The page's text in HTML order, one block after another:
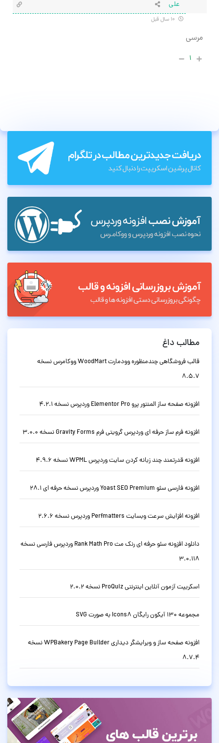
علی
مرسی
۱
مطالب داغ
قالب فروشگاهی چندمنظوره وودمارت WoodMart ووکامرس نسخه
8.5.7
افزونه صفحه ساز المنتور پرو Elementor Pro وردپرس نسخه 4.2.1
افزونه فرم ساز حرفه ای وردپرس گرویتی فرم Gravity Forms نسخه 3.0.0
افزونه قدرتمند چند زبانه کردن سایت وردپرس WPML نسخه 4.9.6
افزونه فارسی سئو Yoast SEO Premium وردپرس نسخه حرفه ای 28.1
افزونه افزایش سرعت وبسایت Perfmatters وردپرس نسخه 2.6.6
دانلود افزونه سئو حرفه ای رنک مث Rank Math Pro وردپرس فارسی نسخه
3.0.118
اسکریپت آزمون آنلاین اینترنتی ProQuiz نسخه 2.0.2
مجموعه 130 آیکون رایگان Icons8 به صورت SVG
افزونه صفحه ساز و ویرایشگر دیداری WPBakery Page Builder نسخه
8.7.4